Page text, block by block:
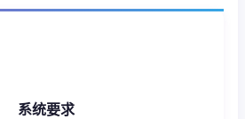
系统要求